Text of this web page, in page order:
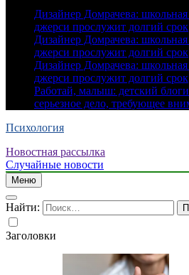
Дизайнер Домрачева:
джерси прослужит долгий срок
Дизайнер Домрачева:
джерси прослужит долгий срок
Дизайнер Домрачева:
джерси прослужит долгий срок
Работай, малыш: детский
серьезное дело, требующее
Психология
Новостная рассылка
Случайные новости
Меню
Найти:
Заголовки